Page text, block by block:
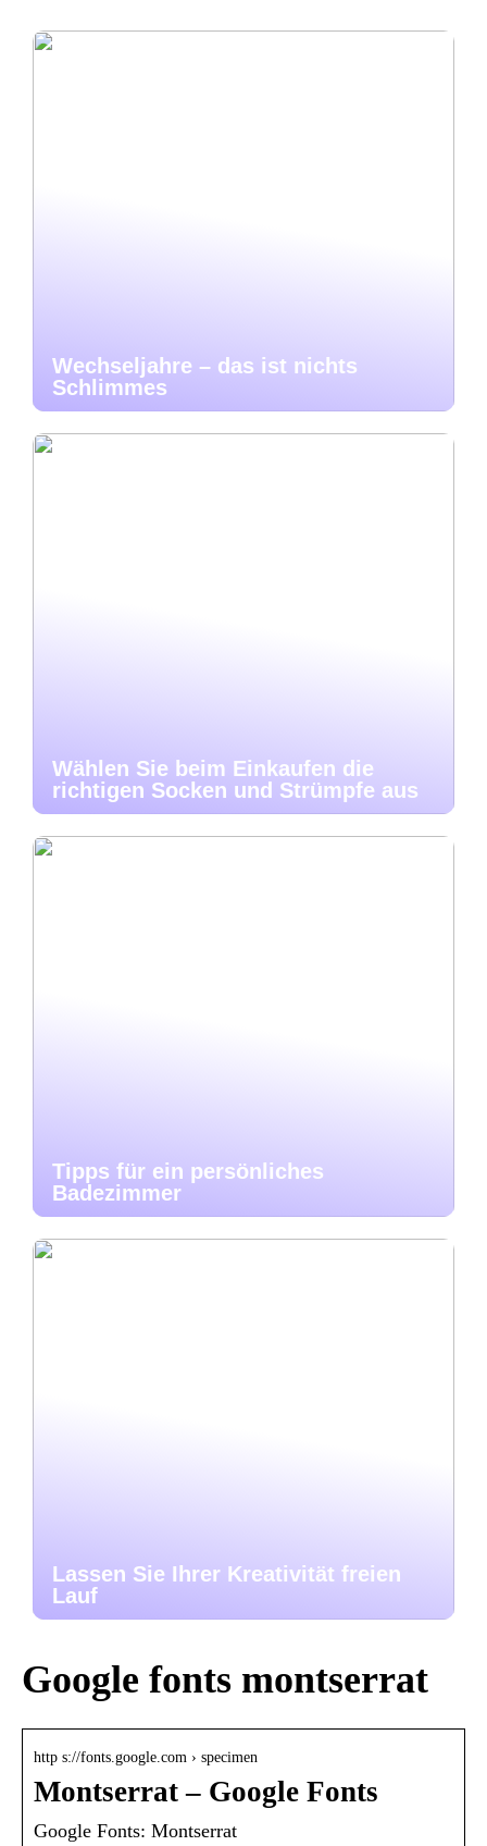
Wechseljahre – das ist nichts
Schlimmes
Wählen Sie beim Einkaufen die
richtigen Socken und Strümpfe aus
Tipps für ein persönliches
Badezimmer
Lassen Sie Ihrer Kreativität freien
Lauf
Google fonts montserrat
http s://fonts.google.com › specimen
Montserrat – Google Fonts
Google Fonts: Montserrat